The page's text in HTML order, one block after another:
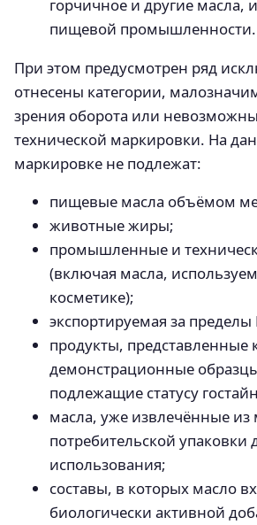
горчичное и другие масла,
пищевой промышленности.
При этом предусмотрен ряд
отнесены категории,
зрения оборота или
технической маркировки. На
маркировке не подлежат:
пищевые масла объёмом
животные жиры;
промышленные и
(включая масла,
косметике);
экспортируемая за
продукты, представленные
демонстрационные
подлежащие статусу
масла, уже извлечённые
потребительской упаковки
использования;
составы, в которых масло
биологически активной